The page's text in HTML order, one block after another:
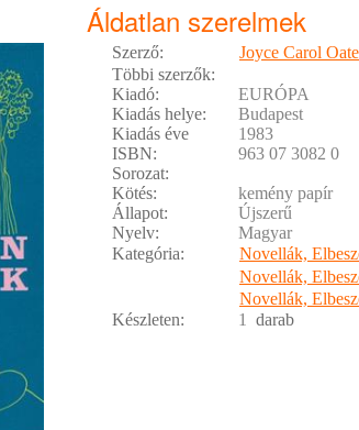
Áldatlan szerelmek
Szerző:
Joyce Carol
Többi szerzők:
Kiadó:
EURÓPA
Kiadás helye:
Budapest
Kiadás éve
1983
ISBN:
963 07 3082 0
Sorozat:
Kötés:
kemény papír
Állapot:
Újszerű
Nyelv:
Magyar
Kategória:
Novellák,
Novellák,
Novellák,
Készleten:
1 darab